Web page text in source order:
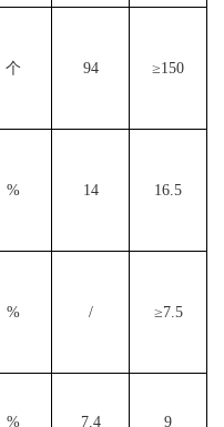
个 94 ≥150
% 14 16.5
% / ≥7.5
% 7.4 9